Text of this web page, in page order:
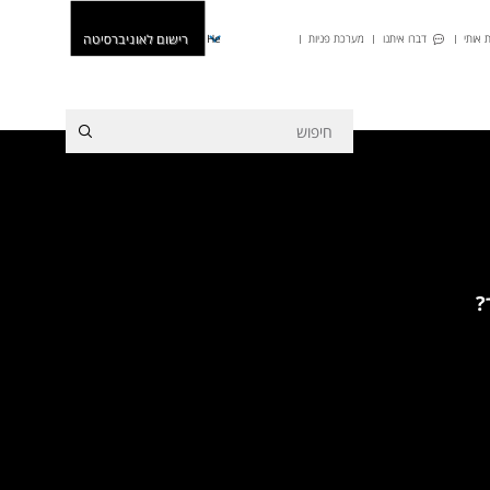
אותי דברו איתנו מערכת פניות He רישום לאוניברסיטה